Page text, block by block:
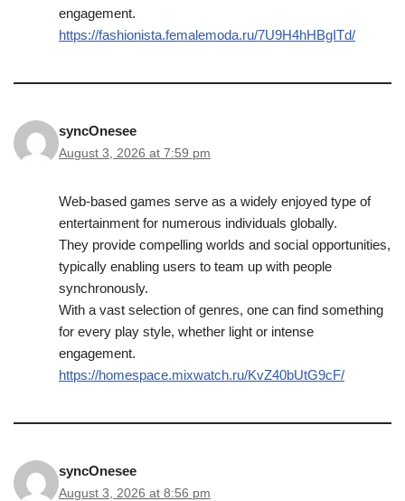
engagement.
https://fashionista.femalemoda.ru/7U9H4hHBgITd/
syncOnesee
August 3, 2026 at 7:59 pm
Web-based games serve as a widely enjoyed type of
entertainment for numerous individuals globally.
They provide compelling worlds and social opportunities,
typically enabling users to team up with people
synchronously.
With a vast selection of genres, one can find something
for every play style, whether light or intense
engagement.
https://homespace.mixwatch.ru/KvZ40bUtG9cF/
syncOnesee
August 3, 2026 at 8:56 pm